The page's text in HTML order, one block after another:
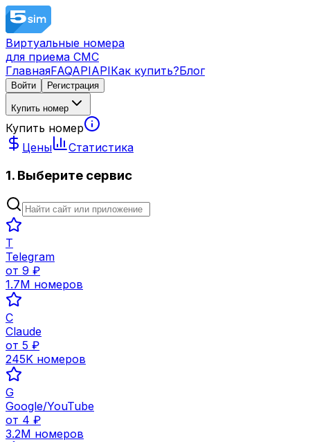
Виртуальные номера
для приема СМС
ГлавнаяFAQAPIAPIКак купить?Блог
Войти Регистрация
Купить номер
Купить номер
Цены
Статистика
1. Выберите сервис
T
Telegram
от 9 ₽
1.7M номеров
C
Claude
от 5 ₽
245K номеров
G
Google/YouTube
от 4 ₽
3.2M номеров